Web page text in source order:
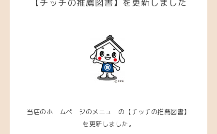
【チッチの推薦図書】を更新しました
当店のホームページのメニューの【チッチの推薦図書】
を更新しました。